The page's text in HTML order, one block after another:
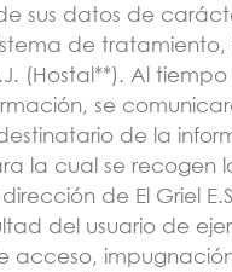
sus datos de
de
(Hostal**). Al
se
de la
la cual se recogen
de El Griel
del usuario de
acceso,